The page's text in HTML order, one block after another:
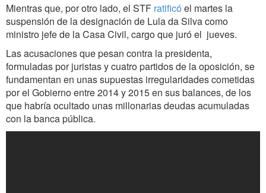
Mientras que, por otro lado, el STF ratificó el martes la
suspensión de la designación de Lula da Silva como
ministro jefe de la Casa Civil, cargo que juró el jueves.
Las acusaciones que pesan contra la presidenta,
formuladas por juristas y cuatro partidos de la oposición, se
fundamentan en unas supuestas irregularidades cometidas
por el Gobierno entre 2014 y 2015 en sus balances, de los
que habría ocultado unas millonarias deudas acumuladas
con la banca pública.